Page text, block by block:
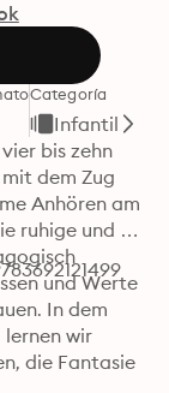
Categoría
Infantil
bis zehn
dem Zug
Anhören am
ruhige und
und Werte
In dem
wir
die Fantasie
Hörspiel